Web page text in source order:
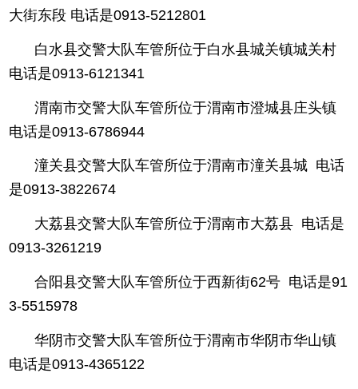
大街东段 电话是0913-5212801
白水县交警大队车管所位于白水县城关镇城关村
电话是0913-6121341
渭南市交警大队车管所位于渭南市澄城县庄头镇
电话是0913-6786944
潼关县交警大队车管所位于渭南市潼关县城 电话
是0913-3822674
大荔县交警大队车管所位于渭南市大荔县 电话是
0913-3261219
合阳县交警大队车管所位于西新街62号 电话是91
3-5515978
华阴市交警大队车管所位于渭南市华阴市华山镇
电话是0913-4365122